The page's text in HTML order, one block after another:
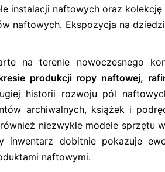
instalacji naftowych oraz
naftowych. Ekspozycja na
na terenie nowoczesnego
produkcji ropy naftowej,
historii rozwoju pól
archiwalnych, książek i
niezwykłe modele
inwentarz dobitnie pokazuje
naftowymi.